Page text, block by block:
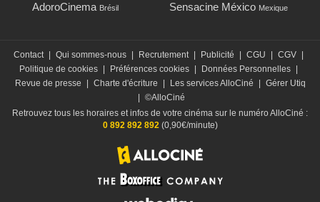
AdoroCinema Brésil Sensacine México Mexique
Contact Qui sommes-nous Recrutement Publicité CGU CGV
Politique de cookies
Préférences cookies Données Personnelles
Revue de presse
Charte d'écriture Les services AlloCiné
Gérer Utiq
©AlloCiné
Retrouvez tous les horaires et infos de votre cinéma sur le numéro AlloCiné :
0 892 892 892(0,90€/minute)